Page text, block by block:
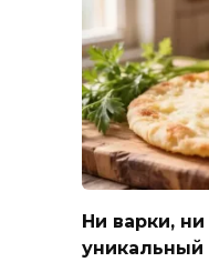
Ни варки,
уникальный